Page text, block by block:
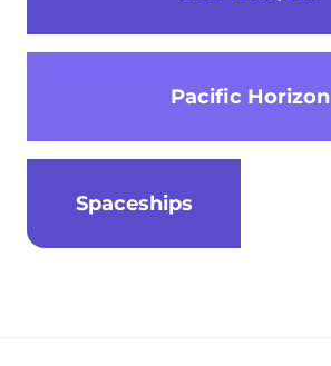
Pacific Horizon
Spaceships